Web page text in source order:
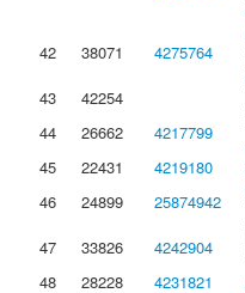
42 38071 4275764
43
42254
44
26662 4217799
45
22431 4219180
46
24899 25874942
47
33826 4242904
48
28228 4231821